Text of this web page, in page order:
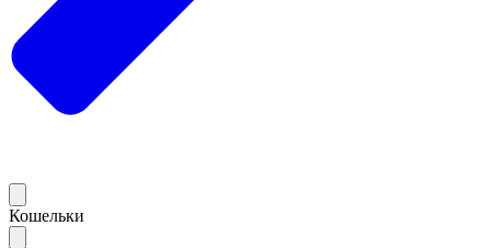
Кошельки